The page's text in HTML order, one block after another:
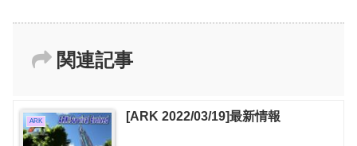
関連記事
ARK [ARK 2022/03/19]最新情報